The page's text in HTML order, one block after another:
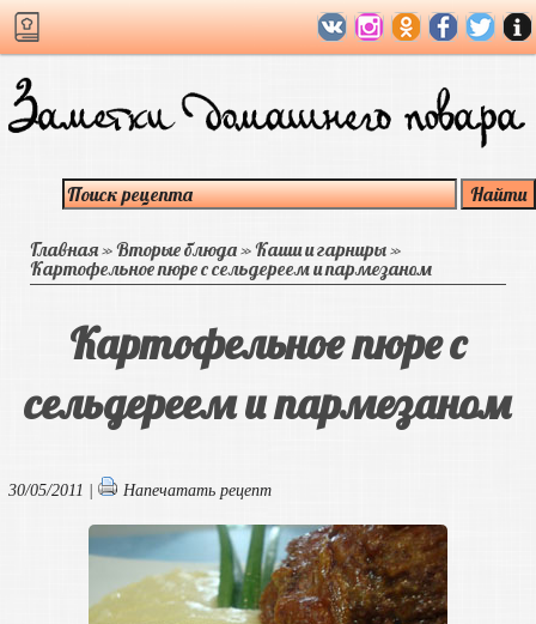
Главная»Вторые блюда»Каши и гарниры»
Картофельное пюре с сельдереем и пармезаном
Картофельное пюре с
сельдереем и пармезаном
30/05/2011 | Напечатать рецепт